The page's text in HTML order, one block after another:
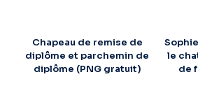
Chapeau de remise de
diplôme et parchemin de
diplôme (PNG gratuit)
le
de